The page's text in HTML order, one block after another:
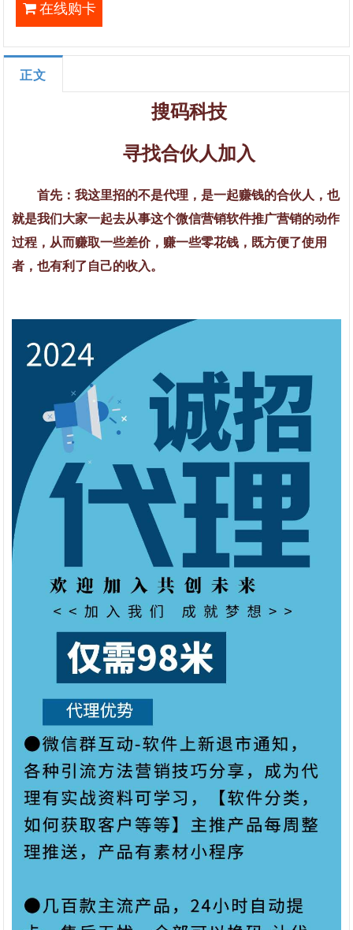
在线购卡
正文
搜码科技
寻找合伙人加入
首先：我这里招的不是代理，是一起赚钱的合伙人，也
就是我们大家一起去从事这个微信营销软件推广营销的动作
过程，从而赚取一些差价，赚一些零花钱，既方便了使用
者，也有利了自己的收入。